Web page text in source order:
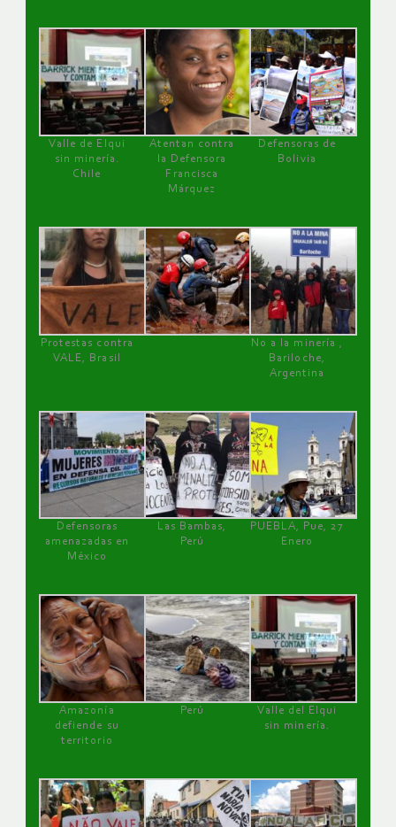
Valle de Elqui
sin minería.
Chile
Atentan contra
la Defensora
Francisca
Márquez
Defensoras de
Bolivia
Protestas contra
VALE, Brasil
No a la minería ,
Bariloche,
Argentina
Defensoras
amenazadas en
México
Las Bambas,
Perú
PUEBLA, Pue, 27
Enero
Amazonía
defiende su
territorio
Perú
Valle del Elqui
sin minería.